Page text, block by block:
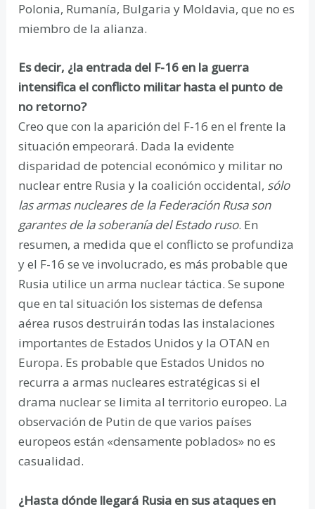
Polonia, Rumanía, Bulgaria y Moldavia, que no es
miembro de la alianza.
Es decir, ¿la entrada del F-16 en la guerra
intensifica el conflicto militar hasta el punto de
no retorno?
Creo que con la aparición del F-16 en el frente la
situación empeorará. Dada la evidente
disparidad de potencial económico y militar no
nuclear entre Rusia y la coalición occidental, sólo
las armas nucleares de la Federación Rusa son
garantes de la soberanía del Estado ruso. En
resumen, a medida que el conflicto se profundiza
y el F-16 se ve involucrado, es más probable que
Rusia utilice un arma nuclear táctica. Se supone
que en tal situación los sistemas de defensa
aérea rusos destruirán todas las instalaciones
importantes de Estados Unidos y la OTAN en
Europa. Es probable que Estados Unidos no
recurra a armas nucleares estratégicas si el
drama nuclear se limita al territorio europeo. La
observación de Putin de que varios países
europeos están «densamente poblados» no es
casualidad.
¿Hasta dónde llegará Rusia en sus ataques en